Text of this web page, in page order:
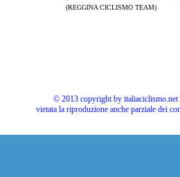
(REGGINA CICLISMO TEAM)
© 2013 copyright by
vietata la riproduzione anche parziale dei